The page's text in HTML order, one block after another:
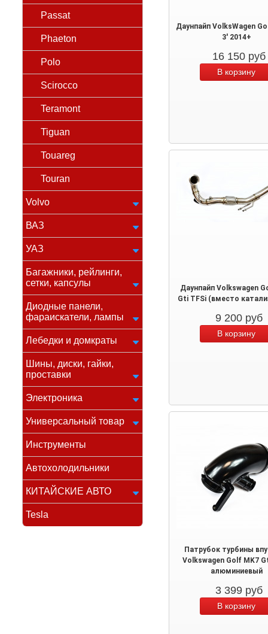
Passat
Phaeton
Polo
Scirocco
Teramont
Tiguan
Touareg
Touran
Volvo
ВАЗ
УАЗ
Багажники, рейлинги,
сетки, капсулы
Диодные панели,
фараискатели, лампы
Лебедки и домкраты
Шины, диски, гайки,
проставки
Электроника
Универсальный товар
Инструменты
Автохолодильники
КИТАЙСКИЕ АВТО
Tesla
Даунпайп VolksWagen
3' 2014+
16 150 руб
Даунпайп Volkswagen
Gti TFSi (вместо
9 200 руб
Патрубок турбины
Volkswagen Golf MK7
алюминиевый
3 399 руб